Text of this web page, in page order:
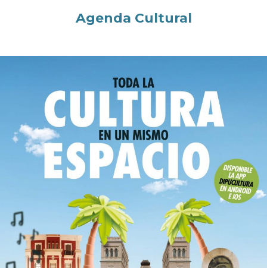
Agenda Cultural